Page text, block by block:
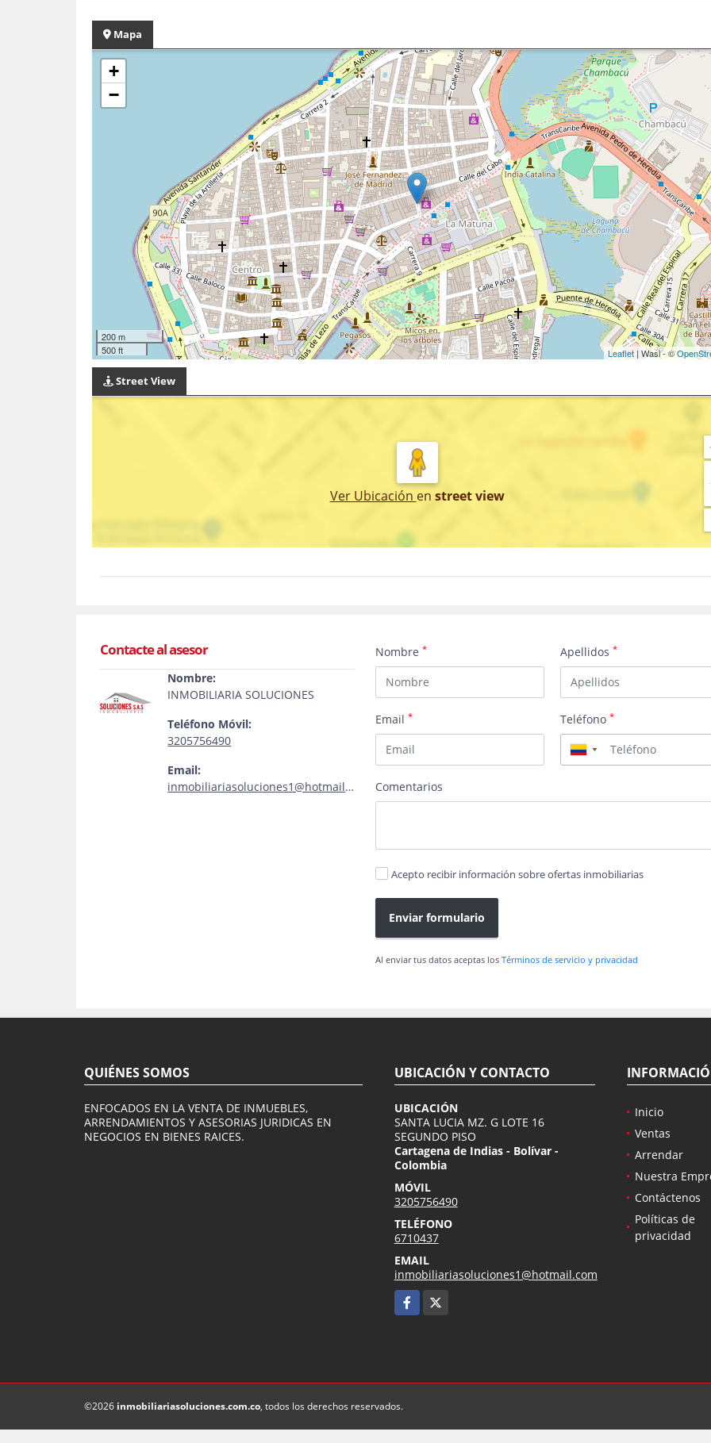
Mapa
+
−
200 m
500 ft
Leaflet | Wasi - ©
Street View
Ver Ubicación en street view
Contacte al asesor
Nombre:
INMOBILIARIA SOLUCIONES
Teléfono Móvil:
3205756490
Email:
inmobiliariasoluciones1@hotmail.com
Nombre* Apellidos*
Email* Teléfono*
▼
Comentarios
Acepto recibir información sobre ofertas inmobiliarias
Enviar formulario
Al enviar tus datos aceptas losTérminos de servicio y privacidad
QUIÉNES SOMOS
ENFOCADOS EN LA VENTA DE INMUEBLES,
ARRENDAMIENTOS Y ASESORIAS JURIDICAS EN
NEGOCIOS EN BIENES RAICES.
UBICACIÓN Y CONTACTO
UBICACIÓN
SANTA LUCIA MZ. G LOTE 16
SEGUNDO PISO
Cartagena de Indias - Bolívar -
Colombia
MÓVIL
3205756490
TELÉFONO
6710437
EMAIL
inmobiliariasoluciones1@hotmail.com
Facebook
Inicio
Ventas
Arrendar
Nuestra
Contáctenos
Políticas de
privacidad
©2026 inmobiliariasoluciones.com.co, todos los derechos reservados.